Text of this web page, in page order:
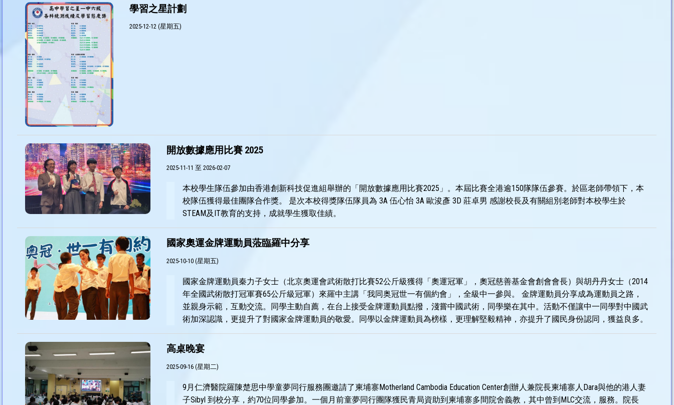
學習之星計劃
2025-12-12 (星期五)
開放數據應用比賽 2025
2025-11-11 至 2026-02-07
本校學生隊伍參加由香港創新科技促進組舉辦的「開放數據應用比賽2025」。本屆比賽全港逾150隊隊伍參賽。於區老師帶領下，本
校隊伍獲得最佳團隊合作獎。 是次本校得獎隊伍隊員為 3A 伍心怡 3A 歐浚彥 3D 莊卓男 感謝校長及有關組別老師對本校學生於
STEAM及IT教育的支持，成就學生獲取佳績。
國家奧運金牌運動員蒞臨羅中分享
2025-10-10 (星期五)
國家金牌運動員秦力子女士（北京奧運會武術散打比賽52公斤級獲得「奧運冠軍」，奧冠慈善基金會創會會長）與胡丹丹女士（2014
年全國武術散打冠軍賽65公斤級冠軍）來羅中主講「我同奥冠世一有個約會」，全級中一參與。 金牌運動員分享成為運動員之路，
並親身示範，互動交流。同學主動自薦，在台上接受金牌運動員點撥，淺嘗中國武術，同學樂在其中。活動不僅讓中一同學對中國武
術加深認識，更提升了對國家金牌運動員的敬愛。同學以金牌運動員為榜樣，更理解堅毅精神，亦提升了國民身份認同，獲益良多。
高桌晚宴
2025-09-16 (星期二)
9月仁濟醫院羅陳楚思中學童夢同行服務團邀請了柬埔寨Motherland Cambodia Education Center創辦人兼院長柬埔寨人Dara與他的港人妻
子Sibyl 到校分享，約70位同學參加。一個月前童夢同行團隊獲民青局資助到柬埔寨多間院舍義教，其中曾到MLC交流，服務。院長